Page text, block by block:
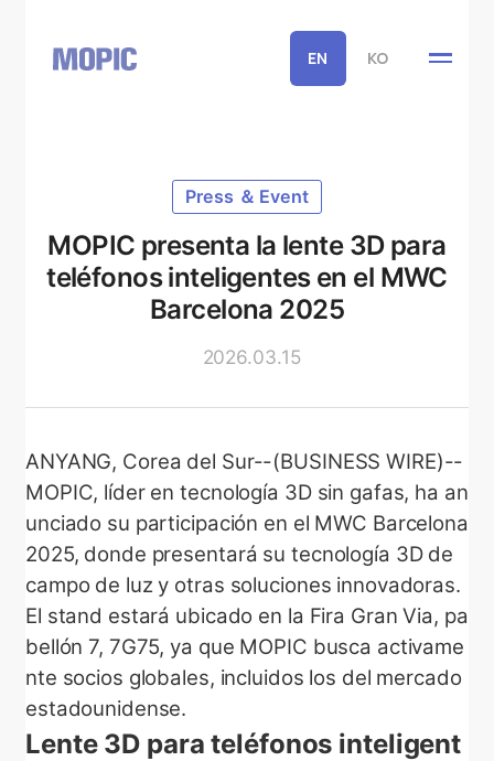
EN KO
Press ＆ Event
MOPIC presenta la lente 3D para
teléfonos inteligentes en el MWC
Barcelona 2025
2026.03.15
ANYANG, Corea del Sur--(BUSINESS WIRE)--
MOPIC, líder en tecnología 3D sin gafas, ha an
unciado su participación en el MWC Barcelona
2025, donde presentará su tecnología 3D de
campo de luz y otras soluciones innovadoras.
El stand estará ubicado en la Fira Gran Via, pa
bellón 7, 7G75, ya que MOPIC busca activame
nte socios globales, incluidos los del mercado
estadounidense.
Lente 3D para teléfonos inteligent